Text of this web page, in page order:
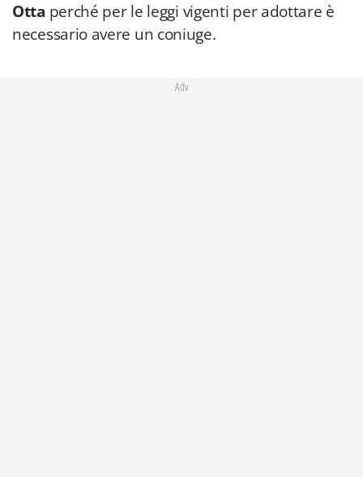
Otta perché per le leggi vigenti per adottare è
necessario avere un coniuge.
Adv